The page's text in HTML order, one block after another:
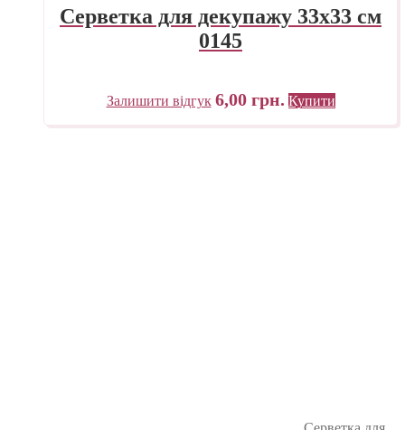
Серветка для декупажу 33х33 см
0145
Залишити відгук 6,00 грн. Купити